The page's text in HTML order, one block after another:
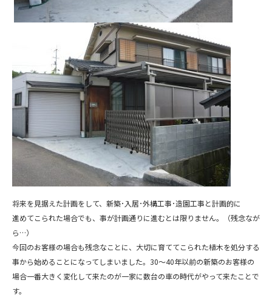
将来を見据えた計画をして、新築･入居･外構工事･造園工事と計画的に
進めてこられた場合でも、事が計画通りに進むとは限りません。（残念なが
ら…）
今回のお客様の場合も残念なことに、大切に育ててこられた植木を処分する
事から始めることになってしまいました。30～40年以前の新築のお客様の
場合一番大きく変化して来たのが一家に数台の車の時代がやって来たことで
す。